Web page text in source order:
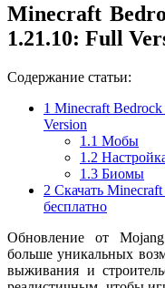
Minecraft
1.21.10: Full
Содержание статьи:
1 Minecraft
Version
1.1 Мобы
1.2
1.3 Биомы
2 Скачать
бесплатно
Обновление от Mojang
больше уникальных
выживания и